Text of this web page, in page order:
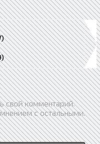
свой комментарий.
с остальными.